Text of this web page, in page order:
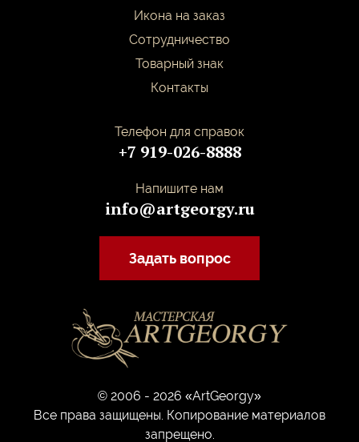
© 2006 - 2026 «ArtGeorgy»
Все права защищены. Копирование материалов
запрещено.
Икона на заказ
Сотрудничество
Товарный знак
Контакты
Телефон для справок
+7 919-026-8888
Напишите нам
info@artgeorgy.ru
Задать вопрос